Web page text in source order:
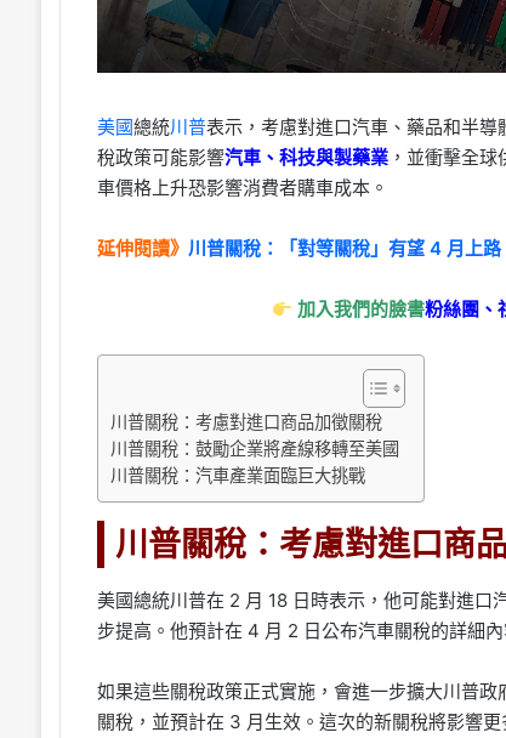
美國總統川普表示，考慮對進口汽車、藥品和半
稅政策可能影響汽車、科技與製藥業，並衝擊全球
車價格上升恐影響消費者購車成本。
延伸閱讀》 川普關稅：「對等關稅」有望 4 月上
加入我們的臉書粉絲團、
川普關稅：考慮對進口商品加徵關稅
川普關稅：鼓勵企業將產線移轉至美國
川普關稅：汽車產業面臨巨大挑戰
川普關稅：考慮對進口商
美國總統川普在 2 月 18 日時表示，他可能對進
步提高。他預計在 4 月 2 日公布汽車關稅的詳細內
如果這些關稅政策正式實施，會進一步擴大川普
關稅，並預計在 3 月生效。這次的新關稅將影響